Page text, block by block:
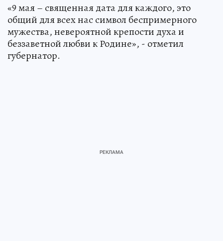
«9 мая – священная дата для каждого, это
общий для всех нас символ беспримерного
мужества, невероятной крепости духа и
беззаветной любви к Родине», - отметил
губернатор.